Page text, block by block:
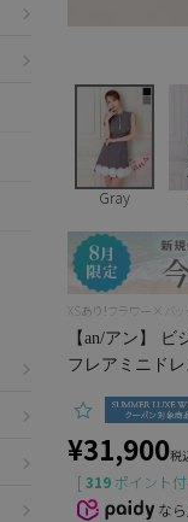
Gray
XSあり！フラワー×バ
【an/アン】
フレアミニドレ
¥31,900税
[319 ポイント
なら